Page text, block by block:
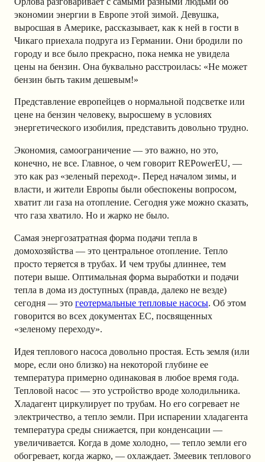
экономии энергии в Европе этой зимой. Девушка,
выросшая в Америке, рассказывает, как к ней в гости в
Чикаго приехала подруга из Германии. Они бродили по
городу и все было прекрасно, пока немка не увидела
цены на бензин. Она буквально расстроилась: «Не может
бензин быть таким дешевым!»
Представление европейцев о нормальной подсветке или
цене на бензин человеку, выросшему в условиях
энергетического изобилия, представить довольно трудно.
Экономия, самоограничение — это важно, но это,
конечно, не все. Главное, о чем говорит REPowerEU, —
это как раз «зеленый переход». Перед началом зимы, и
власти, и жители Европы были обеспокены вопросом,
хватит ли газа на отопление. Сегодня уже можно сказать,
что газа хватило. Но и жарко не было.
Самая энергозатратная форма подачи тепла в
домохозяйства — это центральное отопление. Тепло
просто теряется в трубах. И чем трубы длиннее, тем
потери выше. Оптимальная форма выработки и подачи
тепла в дома из доступных (правда, далеко не везде)
сегодня — это геотермальные тепловые насосы. Об этом
говорится во всех документах ЕС, посвященных
«зеленому переходу».
Идея теплового насоса довольно простая. Есть земля (или
море, если оно близко) на некоторой глубине ее
температура примерно одинаковая в любое время года.
Тепловой насос — это устройство вроде холодильника.
Хладагент циркулирует по трубам. Но его согревает не
электричество, а тепло земли. При испарении хладагента
температура среды снижается, при конденсации —
увеличивается. Когда в доме холодно, — тепло земли его
обогревает, когда жарко, — охлаждает. Змеевик теплового